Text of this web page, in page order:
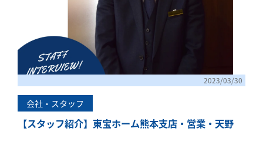
ZEH
なぜ、ZEHをしなければならないのか？その理
由と当社のZEH住宅普及への取り組み
2023/03/30
会社・スタッフ
【スタッフ紹介】東宝ホーム熊本支店・営業・天野